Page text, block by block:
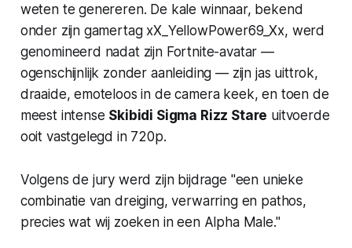
weten te genereren. De kale winnaar, bekend
onder zijn gamertag xX_YellowPower69_Xx, werd
genomineerd nadat zijn Fortnite-avatar —
ogenschijnlijk zonder aanleiding — zijn jas uittrok,
draaide, emoteloos in de camera keek, en toen de
meest intense Skibidi Sigma Rizz Stare uitvoerde
ooit vastgelegd in 720p.
Volgens de jury werd zijn bijdrage "een unieke
combinatie van dreiging, verwarring en pathos,
precies wat wij zoeken in een Alpha Male."